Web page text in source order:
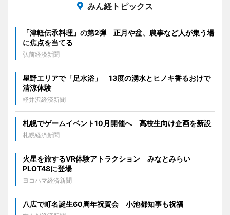
みん経トピックス
「津軽伝承料理」の第2弾 正月や盆、農事など人が集う場
に焦点を当てる
弘前経済新聞
星野エリアで「足水浴」 13度の湧水とヒノキ香るおけで
清涼体験
軽井沢経済新聞
札幌でゲームイベント10月開催へ 高校生向け企画を新設
札幌経済新聞
火星を旅するVR体験アトラクション みなとみらい
PLOT48に登場
ヨコハマ経済新聞
八広で町名誕生60周年祝賀会 小池都知事も祝福